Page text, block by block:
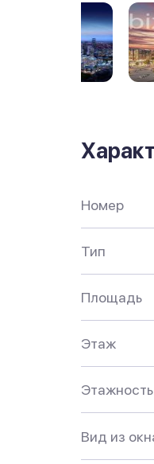
Номер
Тип
Площадь
Этаж
Вид из